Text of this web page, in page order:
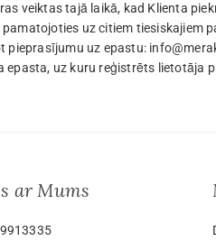
veiktas tajā laikā, kad Klienta
uz citiem tiesiskajiem
pieprasījumu uz epastu:
epasta, uz kuru reģistrēts lietotāja
ar Mums